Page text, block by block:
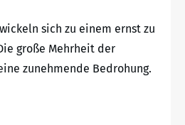
sich zu einem ernst zu
große Mehrheit der
zunehmende Bedrohung.